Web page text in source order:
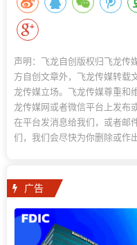
声明：飞龙自创版权归飞龙传
方自创文章外，飞龙传媒转载
龙传媒立场。飞龙传媒尊重和
龙传媒网或者微信平台上发布
在平台发消息给我们，或者邮
们，我们会尽快为你删除或作
广告